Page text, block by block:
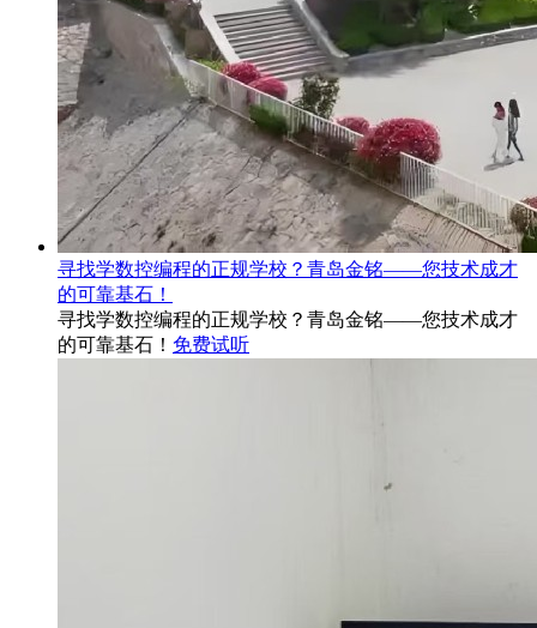
寻找学数控编程的正规学校？青岛金铭——您技术成才
的可靠基石！
寻找学数控编程的正规学校？青岛金铭——您技术成才
的可靠基石！ 免费试听